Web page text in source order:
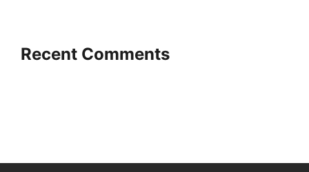
Recent Comments